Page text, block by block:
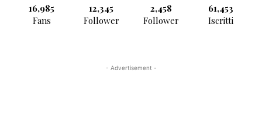
16,985
Fans
12,345
Follower
2,458
Follower
61,453
Iscritti
- Advertisement -